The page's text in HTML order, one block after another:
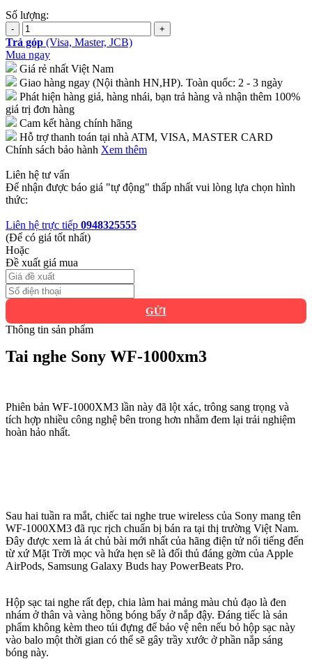
Số lượng:
Trả góp (Visa, Master, JCB)
Mua ngay
Giá rẻ nhất Việt Nam
Giao hàng ngay (Nội thành HN,HP). Toàn quốc: 2 - 3 ngày
Phát hiện hàng giả, hàng nhái, bạn trả hàng và nhận thêm 100%
giá trị đơn hàng
Cam kết hàng chính hãng
Hỗ trợ thanh toán tại nhà ATM, VISA, MASTER CARD
Chính sách bảo hành Xem thêm
Liên hệ tư vấn
Để nhận được báo giá "tự động" thấp nhất vui lòng lựa chọn hình
thức:
Liên hệ trực tiếp 0948325555
(Để có giá tốt nhất)
Hoặc
Đề xuất giá mua
GỬI
Thông tin sản phẩm
Tai nghe Sony WF-1000xm3
Phiên bản WF-1000XM3 lần này đã lột xác, trông sang trọng và
tích hợp nhiều công nghệ bên trong hơn nhằm đem lại trải nghiệm
hoàn hảo nhất.
Sau hai tuần ra mắt, chiếc tai nghe true wireless của Sony mang tên
WF-1000XM3 đã rục rịch chuẩn bị bán ra tại thị trường Việt Nam.
Đây được xem là át chủ bài mới nhất của hãng điện tử nổi tiếng đến
từ xứ Mặt Trời mọc và hứa hẹn sẽ là đối thủ đáng gờm của Apple
AirPods, Samsung Galaxy Buds hay PowerBeats Pro.
Hộp sạc tai nghe rất đẹp, chia làm hai mảng màu chủ đạo là đen
nhám ở thân và vàng hồng bóng bẩy ở nắp đậy. Đáng tiếc là sản
phẩm không kèm theo túi đựng để bảo vệ nên nếu bỏ hộp sạc này
vào balo một thời gian có thể sẽ gây trầy xước ở phần nắp sáng
bóng này.